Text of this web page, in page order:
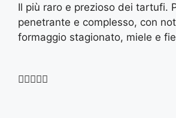
Il più raro e prezioso dei tartufi.
penetrante e complesso, con
formaggio stagionato, miele e
